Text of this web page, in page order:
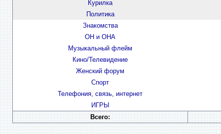
Курилка
Политика
Знакомства
ОН и ОНА
Музыкальный флейм
Кино/Телевидение
Женский форум
Спорт
Телефония, связь, интернет
ИГРЫ
Всего: